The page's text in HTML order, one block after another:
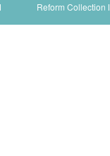
Reform Collection Ⅰ